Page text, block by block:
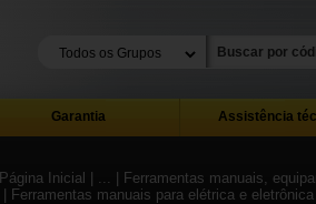
Garantia Assistência
Página Inicial | ...
| Ferramentas manuais,
| Ferramentas manuais para elétrica e eletrônica